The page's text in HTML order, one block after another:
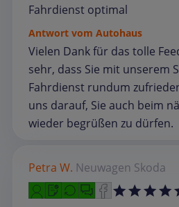
Fahrdienst optimal
Antwort vom Autohaus
Vielen Dank für das tolle
sehr, dass Sie mit unserem
Fahrdienst rundum
uns darauf, Sie auch beim
wieder begrüßen zu dürfen.
Petra W. Neuwagen Skoda